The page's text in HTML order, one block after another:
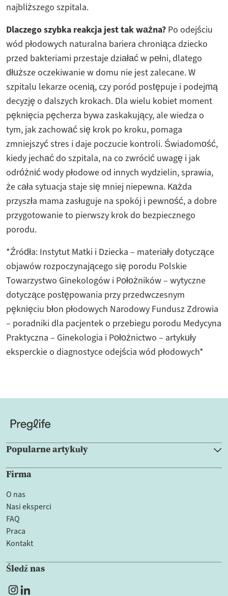
najbliższego szpitala.
Dlaczego szybka reakcja jest tak ważna? Po odejściu
wód płodowych naturalna bariera chroniąca dziecko
przed bakteriami przestaje działać w pełni, dlatego
dłuższe oczekiwanie w domu nie jest zalecane. W
szpitalu lekarze ocenią, czy poród postępuje i podejmą
decyzję o dalszych krokach. Dla wielu kobiet moment
pęknięcia pęcherza bywa zaskakujący, ale wiedza o
tym, jak zachować się krok po kroku, pomaga
zmniejszyć stres i daje poczucie kontroli. Świadomość,
kiedy jechać do szpitala, na co zwrócić uwagę i jak
odróżnić wody płodowe od innych wydzielin, sprawia,
że cała sytuacja staje się mniej niepewna. Każda
przyszła mama zasługuje na spokój i pewność, a dobre
przygotowanie to pierwszy krok do bezpiecznego
porodu.
*Źródła: Instytut Matki i Dziecka – materiały dotyczące
objawów rozpoczynającego się porodu Polskie
Towarzystwo Ginekologów i Położników – wytyczne
dotyczące postępowania przy przedwczesnym
pęknięciu błon płodowych Narodowy Fundusz Zdrowia
– poradniki dla pacjentek o przebiegu porodu Medycyna
Praktyczna – Ginekologia i Położnictwo – artykuły
eksperckie o diagnostyce odejścia wód płodowych*
Popularne artykuły
Firma
O nas
Nasi eksperci
FAQ
Praca
Kontakt
Śledź nas